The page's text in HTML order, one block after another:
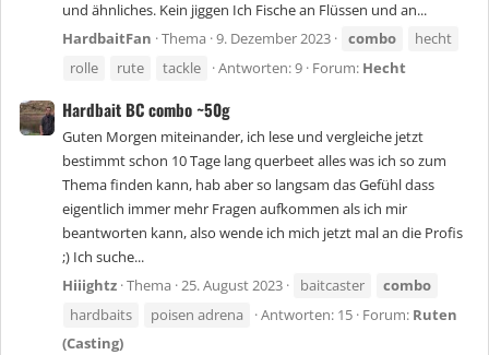
und ähnliches. Kein jiggen Ich Fische an Flüssen und an...
HardbaitFan Thema 9. Dezember 2023 combo
hecht
rolle
rute tackle Antworten: 9 Forum: Hecht
Hardbait BC combo ~50g
Guten Morgen miteinander, ich lese und vergleiche jetzt
bestimmt schon 10 Tage lang querbeet alles was ich so zum
Thema finden kann, hab aber so langsam das Gefühl dass
eigentlich immer mehr Fragen aufkommen als ich mir
beantworten kann, also wende ich mich jetzt mal an die Profis
;) Ich suche...
Hiiightz Thema 25. August 2023 baitcaster
combo
hardbaits
poisen adrena Antworten: 15 Forum: Ruten
(Casting)